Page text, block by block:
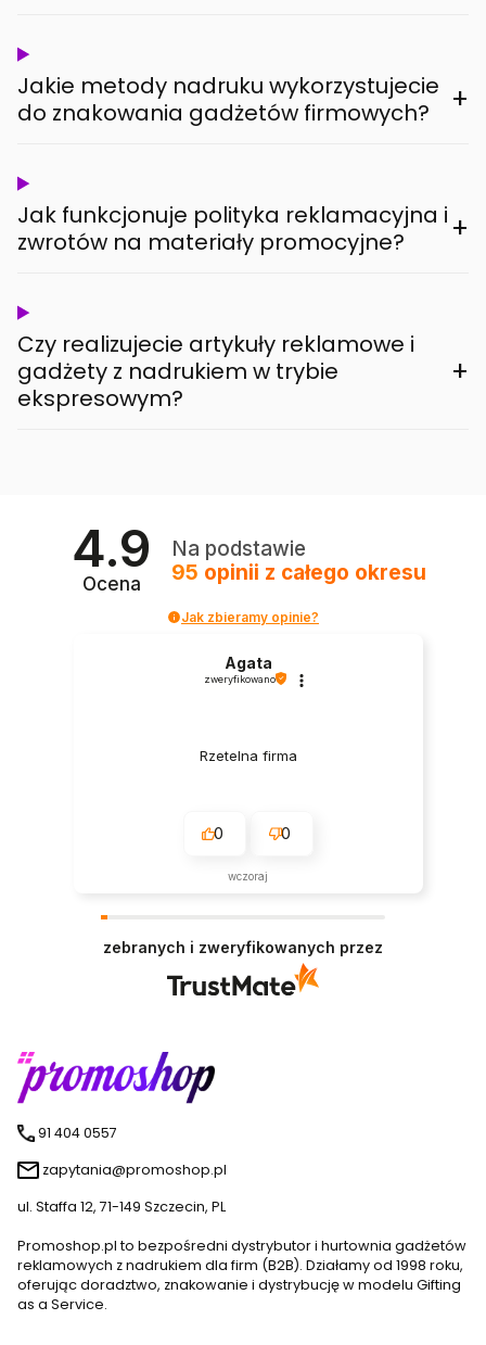
Jakie metody nadruku wykorzystujecie
do znakowania gadżetów firmowych?
+
Jak funkcjonuje polityka reklamacyjna i
zwrotów na materiały promocyjne?
+
Czy realizujecie artykuły reklamowe i
gadżety z nadrukiem w trybie
ekspresowym?
+
4.9
Ocena
Na podstawie
95 opinii z całego okresu
Jak zbieramy opinie?
Agata
zweryfikowano
Rzetelna firma
0 0
wczoraj
zebranych i zweryfikowanych przez
91 404 0557
zapytania@promoshop.pl
ul. Staffa 12, 71-149 Szczecin, PL
Promoshop.pl to bezpośredni dystrybutor i hurtownia gadżetów
reklamowych z nadrukiem dla firm (B2B). Działamy od 1998 roku,
oferując doradztwo, znakowanie i dystrybucję w modelu Gifting
as a Service.